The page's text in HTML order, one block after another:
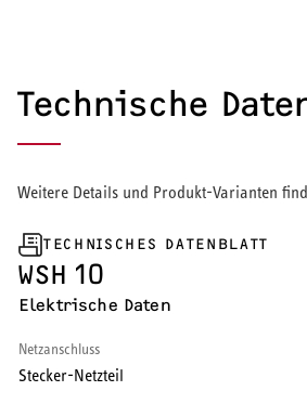
Warmwasser-Wärmepumpe
Wohnungsstationen
Kochendwassergeräte
Händetrockner
LÜFTEN
Technische
Weitere Details und Produkt-Varianten
TECHNISCHES DATENBLATT
WSH 10
Elektrische Daten
Netzanschluss
Stecker-Netzteil